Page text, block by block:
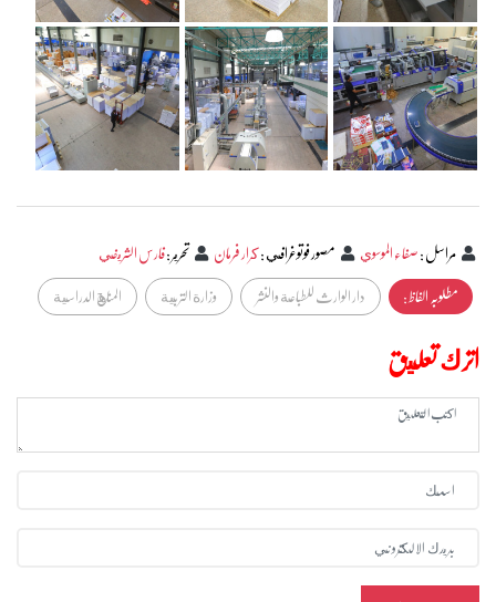
مراسل:صفاء الموسوي مصور فوتوغرافي:كرار فرمان تحرير:فارس الشريفي
مطلوبہ الفاظ :
دار الوارث للطباعة والنشر وزارة التربية المناهج الدراسية
اترك تعليق